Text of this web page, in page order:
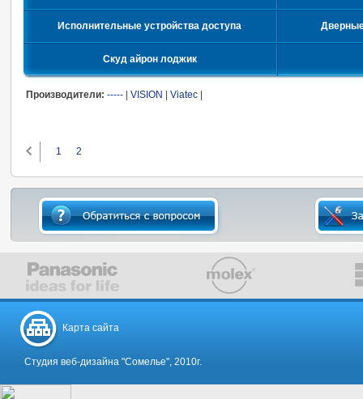
Исполнительные устройства доступа
Скуд айрон лоджик
Производители: ----- VISION Viatec
1 2
Карта сайта
Студия веб-дизайна "Сомелье", 2010г.